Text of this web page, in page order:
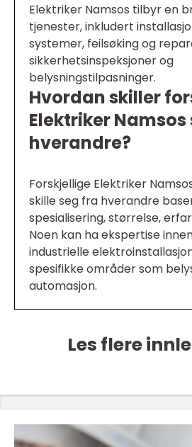
Elektriker Namsos tilbyr en
tjenester, inkludert
systemer, feilsøking og
sikkerhetsinspeksjoner og
belysningstilpasninger.
Hvordan skiller
Elektriker Namsos
hverandre?
Forskjellige Elektriker
skille seg fra hverandre
spesialisering, størrelse,
Noen kan ha ekspertise
industrielle
spesifikke områder som
automasjon.
Les flere